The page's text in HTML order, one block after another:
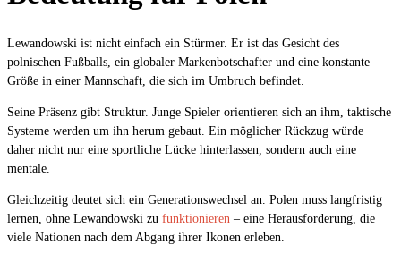
Lewandowski ist nicht einfach ein Stürmer. Er ist das Gesicht des
polnischen Fußballs, ein globaler Markenbotschafter und eine konstante
Größe in einer Mannschaft, die sich im Umbruch befindet.
Seine Präsenz gibt Struktur. Junge Spieler orientieren sich an ihm, taktische
Systeme werden um ihn herum gebaut. Ein möglicher Rückzug würde
daher nicht nur eine sportliche Lücke hinterlassen, sondern auch eine
mentale.
Gleichzeitig deutet sich ein Generationswechsel an. Polen muss langfristig
lernen, ohne Lewandowski zu funktionieren – eine Herausforderung, die
viele Nationen nach dem Abgang ihrer Ikonen erleben.